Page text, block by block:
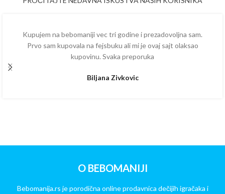
Kupujem na bebomaniji vec tri godine i prezadovoljna sam.
Prvo sam kupovala na fejsbuku ali mi je ovaj sajt olaksao
kupovinu. Svaka preporuka
Biljana Zivkovic
O BEBOMANIJI
Bebomanija.rs je porodična online prodavnica dečijih igračaka i